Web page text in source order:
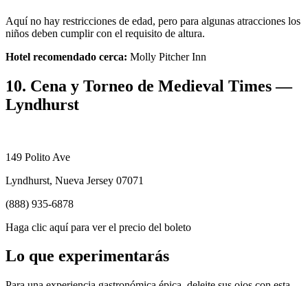
Aquí no hay restricciones de edad, pero para algunas atracciones los
niños deben cumplir con el requisito de altura.
Hotel recomendado cerca: Molly Pitcher Inn
10. Cena y Torneo de Medieval Times —
Lyndhurst
149 Polito Ave
Lyndhurst, Nueva Jersey 07071
(888) 935-6878
Haga clic aquí para ver el precio del boleto
Lo que experimentarás